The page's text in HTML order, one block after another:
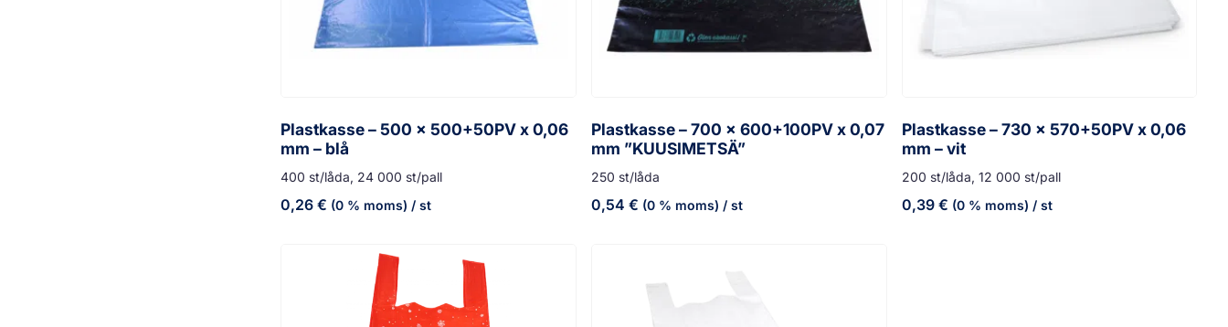
Plastkasse – 500 x 500+50PV x 0,06
mm – blå
400 st/låda, 24 000 st/pall
0,26€ (0 % moms) / st
Plastkasse – 700 x 600+100PV x 0,07
mm ”KUUSIMETSÄ”
250 st/låda
0,54 € (0 % moms) / st
Plastkasse – 730 x 570+50PV x 0,06
mm – vit
200 st/låda, 12 000 st/pall
0,39 € (0 % moms) / st